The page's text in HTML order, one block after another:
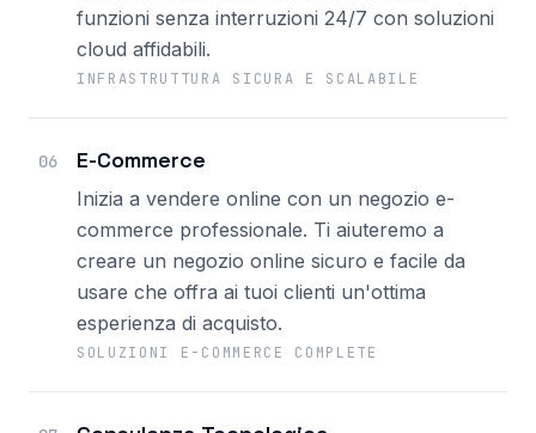
funzioni senza interruzioni 24/7 con soluzioni
cloud affidabili.
INFRASTRUTTURA SICURA E SCALABILE
06 E-Commerce
Inizia a vendere online con un negozio e-
commerce professionale. Ti aiuteremo a
creare un negozio online sicuro e facile da
usare che offra ai tuoi clienti un'ottima
esperienza di acquisto.
SOLUZIONI E-COMMERCE COMPLETE